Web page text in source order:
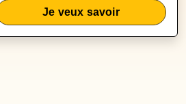
Je veux savoir